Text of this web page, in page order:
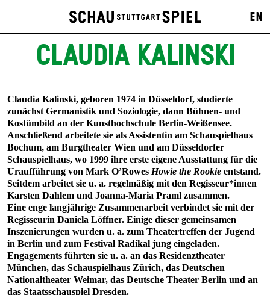
EN
CLAUDIA KALINSKI
Claudia Kalinski, geboren 1974 in Düsseldorf, studierte
zunächst Germanistik und Soziologie, dann Bühnen- und
Kostümbild an der Kunsthochschule Berlin-Weißensee.
Anschließend arbeitete sie als Assistentin am Schauspielhaus
Bochum, am Burgtheater Wien und am Düsseldorfer
Schauspielhaus, wo 1999 ihre erste eigene Ausstattung für die
Uraufführung von Mark O’Rowes Howie the Rookie entstand.
Seitdem arbeitet sie u. a. regelmäßig mit den Regisseur*innen
Karsten Dahlem und Joanna-Maria Praml zusammen.
Eine enge langjährige Zusammenarbeit verbindet sie mit der
Regisseurin Daniela Löffner. Einige dieser gemeinsamen
Inszenierungen wurden u. a. zum Theatertreffen der Jugend
in Berlin und zum Festival Radikal jung eingeladen.
Engagements führten sie u. a. an das Residenztheater
München, das Schauspielhaus Zürich, das Deutschen
Nationaltheater Weimar, das Deutsche Theater Berlin und an
das Staatsschauspiel Dresden.